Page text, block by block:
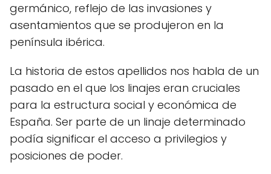
germánico, reflejo de las invasiones y
asentamientos que se produjeron en la
península ibérica.
La historia de estos apellidos nos habla de un
pasado en el que los linajes eran cruciales
para la estructura social y económica de
España. Ser parte de un linaje determinado
podía significar el acceso a privilegios y
posiciones de poder.